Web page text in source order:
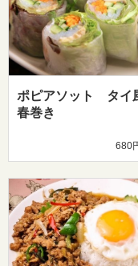
ポピアソット タイ
春巻き
680